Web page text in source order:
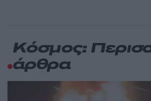
Κόσμος:
άρθρα